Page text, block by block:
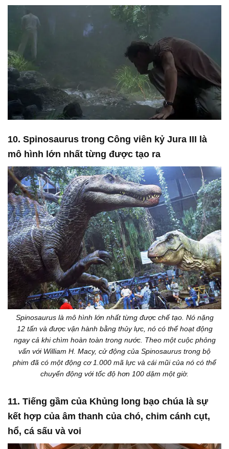
10. Spinosaurus trong Công viên kỷ Jura III là
mô hình lớn nhất từng được tạo ra
Spinosaurus là mô hình lớn nhất từng được chế tạo. Nó nặng
12 tấn và được vận hành bằng thủy lực, nó có thể hoạt động
ngay cả khi chìm hoàn toàn trong nước. Theo một cuộc phỏng
vấn với William H. Macy, cử động của Spinosaurus trong bộ
phim đã có một động cơ 1.000 mã lực và cái mũi của nó có thể
chuyển động với tốc độ hơn 100 dặm một giờ.
11. Tiếng gầm của Khủng long bạo chúa là sự
kết hợp của âm thanh của chó, chim cánh cụt,
hổ, cá sấu và voi